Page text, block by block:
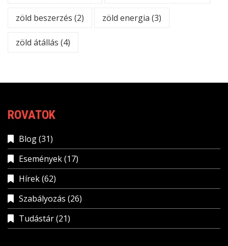
zöld beszerzés (2) zöld energia (3)
zöld átállás (4)
ROVATOK
Blog(31)
Események(17)
Hírek(62)
Szabályozás (26)
Tudástár(21)